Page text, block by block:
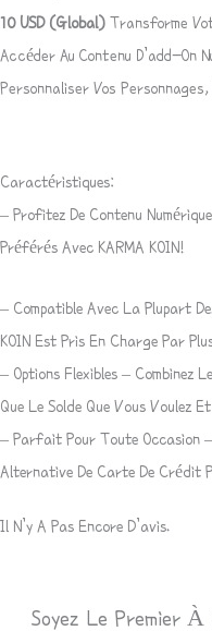
10 USD(Global) Transforme
Accéder Au Contenu D’add-On
Personnaliser Vos
Caractéristiques:
– Profitez De Contenu
Préférés Avec KARMA KOIN!
– Compatible Avec La Plupart
KOIN Est Pris En Charge Par
– Options Flexibles – Combinez
Que Le Solde Que Vous Voulez
– Parfait Pour Toute Occasion
Alternative De Carte De Crédit
Il N’y A Pas Encore D’avis.
Soyez Le Premier